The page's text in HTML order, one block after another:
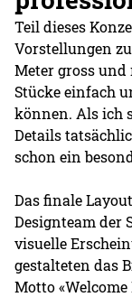
Teil dieses
Vorstellungen
Meter gross
Stücke einfach
können. Als ich
Details
schon ein
Das finale
Designteam der
visuelle
gestalteten das
Motto